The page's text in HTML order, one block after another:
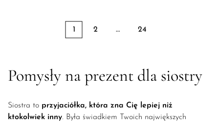
1 2 … 24
Pomysły na prezent dla siostry
Siostra to przyjaciółka, która zna Cię lepiej niż
ktokolwiek inny. Była świadkiem Twoich największych